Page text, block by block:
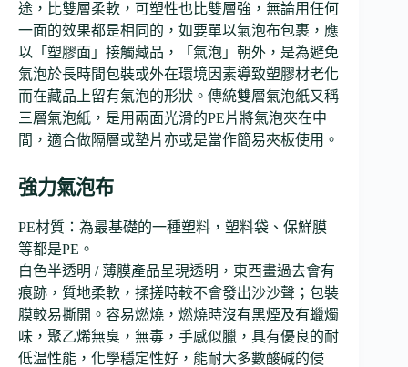
途，比雙層柔軟，可塑性也比雙層強，無論用任何
一面的效果都是相同的，如要單以氣泡布包裹，應
以「塑膠面」接觸藏品，「氣泡」朝外，是為避免
氣泡於長時間包裝或外在環境因素導致塑膠材老化
而在藏品上留有氣泡的形狀。傳統雙層氣泡紙又稱
三層氣泡紙，是用兩面光滑的PE片將氣泡夾在中
間，適合做隔層或墊片亦或是當作簡易夾板使用。
強力氣泡布
PE材質：為最基礎的一種塑料，塑料袋、保鮮膜
等都是PE。
白色半透明 / 薄膜產品呈現透明，東西畫過去會有
痕跡，質地柔軟，揉搓時較不會發出沙沙聲；包裝
膜較易撕開。容易燃燒，燃燒時沒有黑煙及有蠟燭
味，聚乙烯無臭，無毒，手感似臘，具有優良的耐
低温性能，化學穩定性好，能耐大多數酸碱的侵